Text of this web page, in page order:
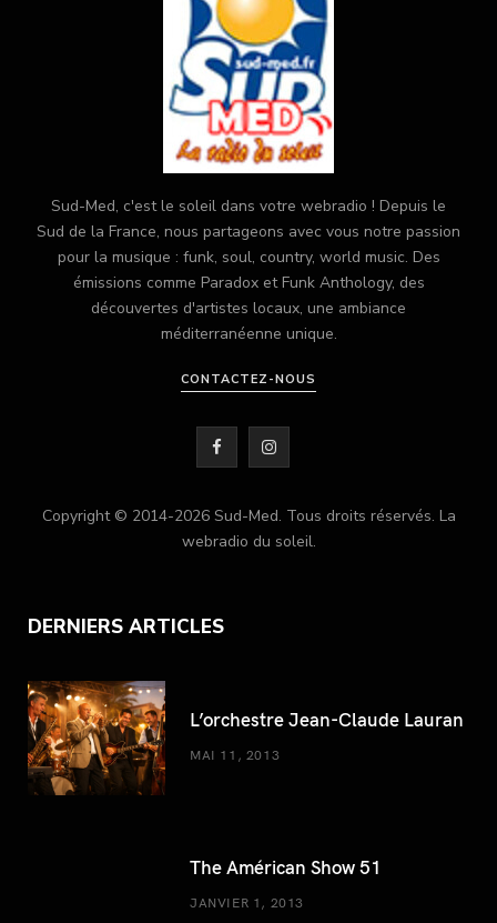
Sud-Med, c'est le soleil dans votre webradio ! Depuis le
Sud de la France, nous partageons avec vous notre passion
pour la musique : funk, soul, country, world music. Des
émissions comme Paradox et Funk Anthology, des
découvertes d'artistes locaux, une ambiance
méditerranéenne unique.
CONTACTEZ-NOUS
c
k
I
s
a
Copyright © 2014-2026 Sud-Med. Tous droits réservés. La
webradio du soleil.
DERNIERS ARTICLES
L’orchestre Jean-Claude Lauran
MAI 11, 2013
The Américan Show 51
JANVIER 1, 2013